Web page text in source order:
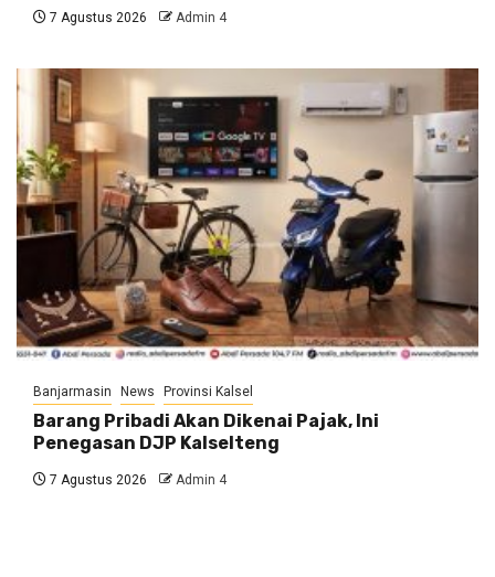
7 Agustus 2026 Admin 4
Banjarmasin News Provinsi Kalsel
Barang Pribadi Akan Dikenai Pajak, Ini
Penegasan DJP Kalselteng
7 Agustus 2026 Admin 4